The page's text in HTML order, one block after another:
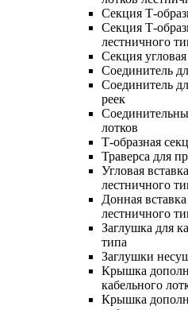
Секция Т-
Секция Т-
лестничного
Секция
Соединитель
Соединитель
реек
лотков
Т-образная
Траверса для
Угловая
лестничного
Донная
лестничного
Заглушка для
типа
Заглушки
Крышка
кабельного
Крышка